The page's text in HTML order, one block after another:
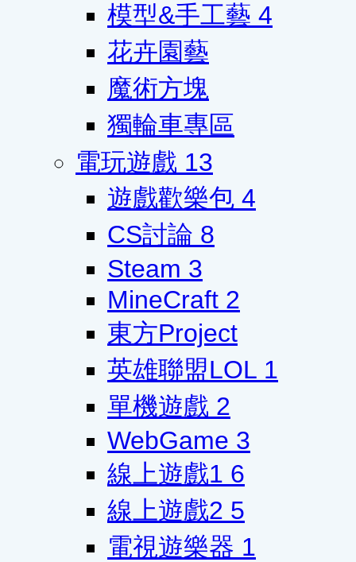
模型&手工藝 4
花卉園藝
魔術方塊
獨輪車專區
電玩遊戲 13
遊戲歡樂包 4
CS討論 8
Steam 3
MineCraft 2
東方Project
英雄聯盟LOL 1
單機遊戲 2
WebGame 3
線上遊戲1 6
線上遊戲2 5
電視遊樂器 1